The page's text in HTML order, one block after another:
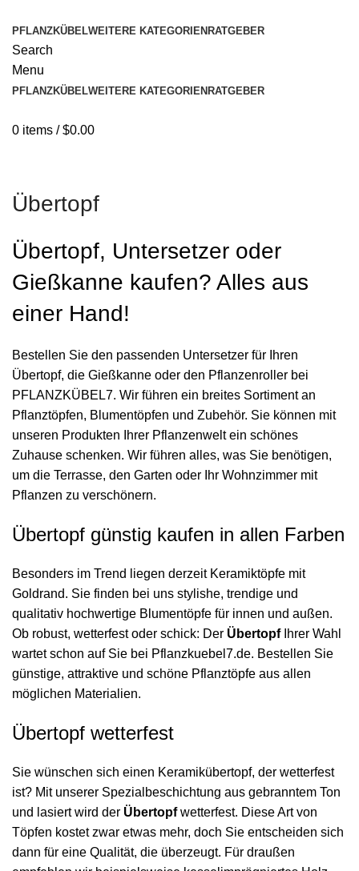
PFLANZKÜBELWEITERE KATEGORIEN RATGEBER
Search
Menu
PFLANZKÜBELWEITERE KATEGORIEN RATGEBER
0 items / $0.00
Übertopf
Übertopf, Untersetzer oder
Gießkanne kaufen? Alles aus
einer Hand!
Bestellen Sie den passenden Untersetzer für Ihren
Übertopf, die Gießkanne oder den Pflanzenroller bei
PFLANZKÜBEL7. Wir führen ein breites Sortiment an
Pflanztöpfen, Blumentöpfen und Zubehör. Sie können mit
unseren Produkten Ihrer Pflanzenwelt ein schönes
Zuhause schenken. Wir führen alles, was Sie benötigen,
um die Terrasse, den Garten oder Ihr Wohnzimmer mit
Pflanzen zu verschönern.
Übertopf günstig kaufen in allen Farben
Besonders im Trend liegen derzeit Keramiktöpfe mit
Goldrand. Sie finden bei uns stylishe, trendige und
qualitativ hochwertige Blumentöpfe für innen und außen.
Ob robust, wetterfest oder schick: Der Übertopf Ihrer Wahl
wartet schon auf Sie bei Pflanzkuebel7.de. Bestellen Sie
günstige, attraktive und schöne Pflanztöpfe aus allen
möglichen Materialien.
Übertopf wetterfest
Sie wünschen sich einen Keramikübertopf, der wetterfest
ist? Mit unserer Spezialbeschichtung aus gebranntem Ton
und lasiert wird der Übertopfwetterfest. Diese Art von
Töpfen kostet zwar etwas mehr, doch Sie entscheiden sich
dann für eine Qualität, die überzeugt. Für draußen